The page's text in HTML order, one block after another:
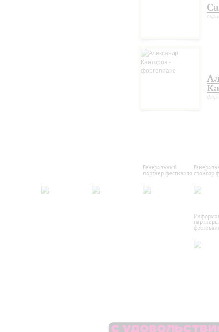
Генеральный
партнер фестиваля спонсор
партнеры